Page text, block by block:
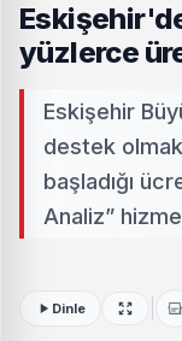
yüzlerce
Eskişehir
destek
başladığı
Analiz”
Dinle